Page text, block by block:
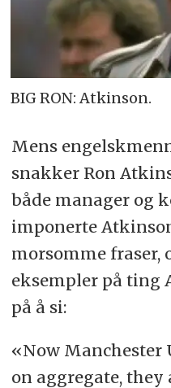
BIG RON: Atkinson.
Mens
snakker Ron
både manager og
imponerte
morsomme fraser,
eksempler på ting
på å si:
«Now Manchester
on aggregate, they